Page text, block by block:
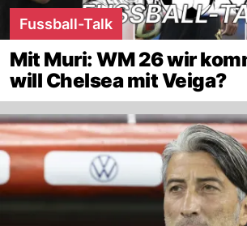
Fussball-Talk
Mit Muri: WM 26 wir
will Chelsea mit Veiga?